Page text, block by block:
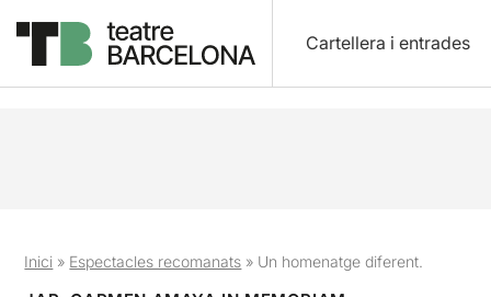
Cartellera i entrades
Inici » Espectacles recomanats » Un homenatge diferent.